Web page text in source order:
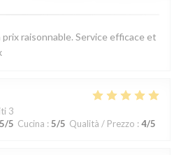
raisonnable. Service efficace et
3
5/5 Cucina : 5/5 Qualità / Prezzo : 4/5